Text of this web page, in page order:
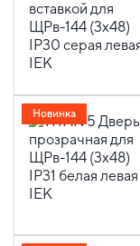
Новинка